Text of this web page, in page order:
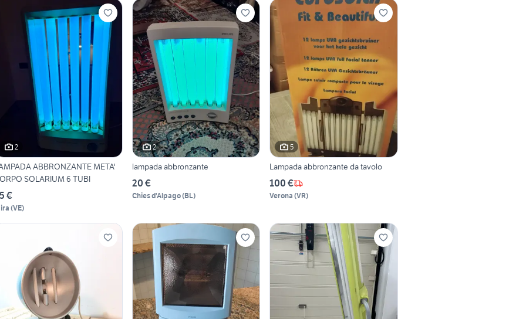
2
ABBRONZANTE META'
SOLARIUM 6 TUBI
€
(VE)
2
lampada abbronzante
20 €
Chies d'Alpago(BL)
5
Lampada abbronzante da tavolo
100 €
Verona (VR)